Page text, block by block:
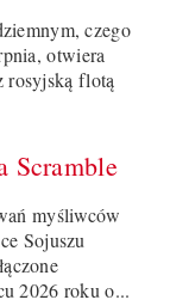
czego
otwiera
rosyjską flotą
Scramble
myśliwców
Sojuszu
2026 roku o...